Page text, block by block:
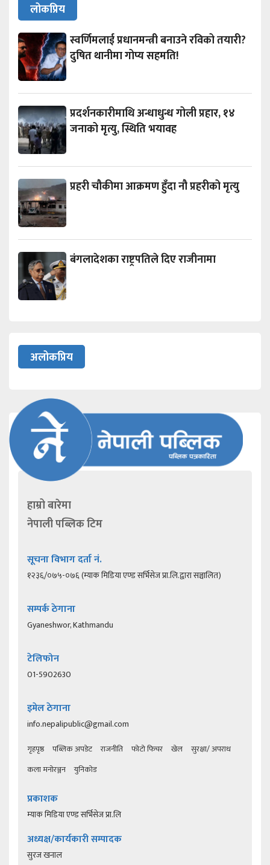
लोकप्रिय
स्वर्णिमलाई प्रधानमन्त्री बनाउने रविको तयारी?
दुषित थानीमा गोप्य सहमति!
प्रदर्शनकारीमाथि अन्धाधुन्ध गोली प्रहार, १४
जनाको मृत्यु, स्थिति भयावह
प्रहरी चौकीमा आक्रमण हुँदा नौ प्रहरीको मृत्यु
बंगलादेशका राष्ट्रपतिले दिए राजीनामा
अलोकप्रिय
हाम्रो बारेमा
नेपाली पब्लिक टिम
सूचना विभाग दर्ता नं.
१२३६/०७५-०७६ (म्याक मिडिया एण्ड सर्भिसेज प्रा.लि.द्वारा सञ्चालित)
सम्पर्क ठेगाना
Gyaneshwor, Kathmandu
टेलिफोन
01-5902630
इमेल ठेगाना
info.nepalipublic@gmail.com
गृहपृष्ठ पब्लिक अपडेट राजनीति फोटो फिचर खेल
सुरक्षा/ अपराध
कला मनोरञ्जन
युनिकोड
प्रकाशक
म्याक मिडिया एण्ड सर्भिसेज प्रा.लि
अध्यक्ष/कार्यकारी सम्पादक
सुरज खनाल